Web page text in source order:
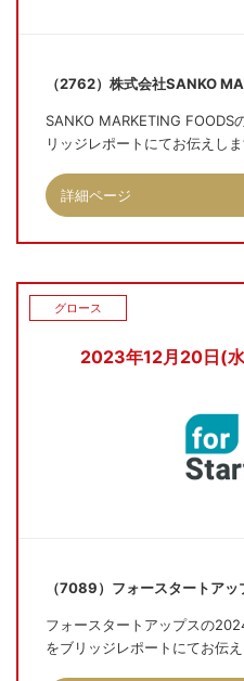
（2762）株式会社SANKO
SANKO MARKETING
リッジレポートにてお伝えしま
詳細ページ
2023年12月20日(
グロース
（7089）フォースタートアッ
フォースタートアップスの
をブリッジレポートにてお伝え